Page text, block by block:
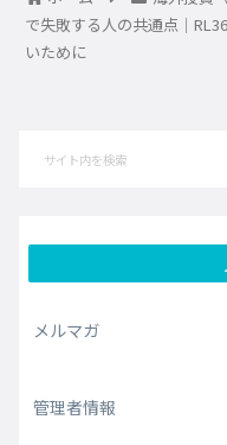
で失敗する人の共通点｜
いために
メルマガ
管理者情報